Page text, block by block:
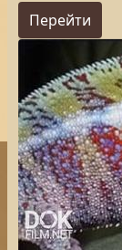
Перейти